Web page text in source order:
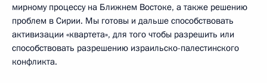
мирному процессу на Ближнем Востоке, а также решению
проблем в Сирии. Мы готовы и дальше способствовать
активизации «квартета», для того чтобы разрешить или
способствовать разрешению израильско-палестинского
конфликта.